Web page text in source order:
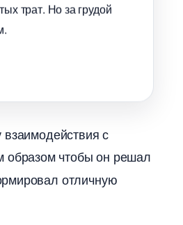
трат. Но за грудой
с
образом чтобы он решал
отличную